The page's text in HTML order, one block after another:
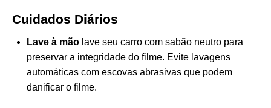
Cuidados Diários
Lave à mão lave seu carro com sabão neutro para
preservar a integridade do filme. Evite lavagens
automáticas com escovas abrasivas que podem
danificar o filme.